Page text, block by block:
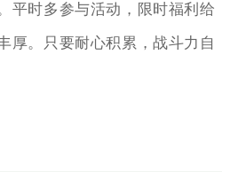
平时多参与活动，限时福利给
厚。只要耐心积累，战斗力自